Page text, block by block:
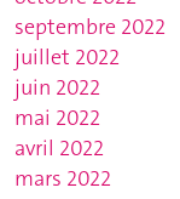
septembre 2022
juillet 2022
juin 2022
mai 2022
avril 2022
mars 2022